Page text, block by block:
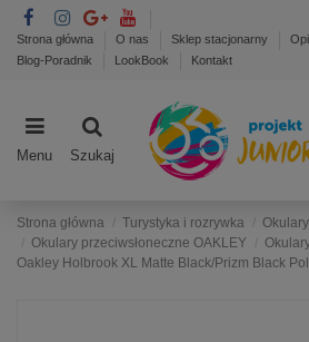
Strona główna O nas Sklep stacjonarny
Blog-Poradnik
LookBook Kontakt
Menu Szukaj
Strona główna Turystyka i rozrywka
Okulary przeciwsłoneczne OAKLEY
Oakley Holbrook XL Matte Black/Prizm Black